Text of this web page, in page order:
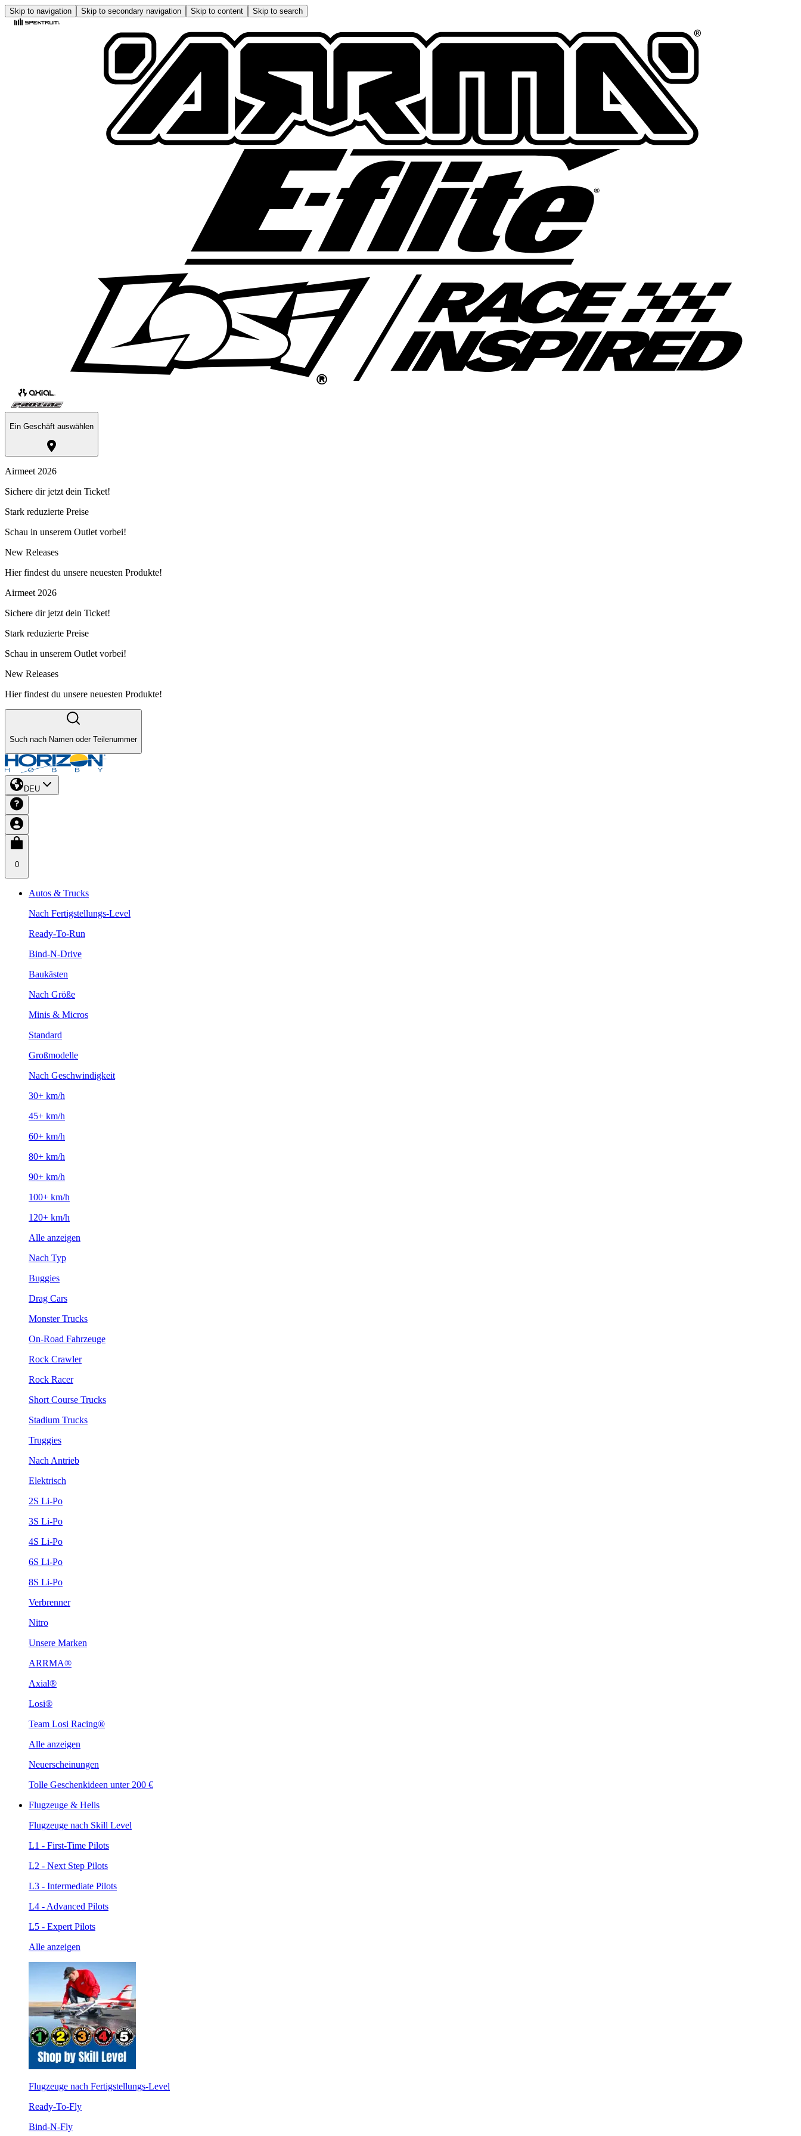
Skip to navigation Skip to secondary navigation Skip to content Skip to search
Ein Geschäft auswählen
Airmeet 2026
Sichere dir jetzt dein Ticket!
Stark reduzierte Preise
Schau in unserem Outlet vorbei!
New Releases
Hier findest du unsere neuesten Produkte!
Airmeet 2026
Sichere dir jetzt dein Ticket!
Stark reduzierte Preise
Schau in unserem Outlet vorbei!
New Releases
Hier findest du unsere neuesten Produkte!
Such nach Namen oder Teilenummer
DEU
0
Autos & Trucks
Nach Fertigstellungs-Level
Ready-To-Run
Bind-N-Drive
Baukästen
Nach Größe
Minis & Micros
Standard
Großmodelle
Nach Geschwindigkeit
30+ km/h
45+ km/h
60+ km/h
80+ km/h
90+ km/h
100+ km/h
120+ km/h
Alle anzeigen
Nach Typ
Buggies
Drag Cars
Monster Trucks
On-Road Fahrzeuge
Rock Crawler
Rock Racer
Short Course Trucks
Stadium Trucks
Truggies
Nach Antrieb
Elektrisch
2S Li-Po
3S Li-Po
4S Li-Po
6S Li-Po
8S Li-Po
Verbrenner
Nitro
Unsere Marken
ARRMA®
Axial®
Losi®
Team Losi Racing®
Alle anzeigen
Neuerscheinungen
Tolle Geschenkideen unter 200 €
Flugzeuge & Helis
Flugzeuge nach Skill Level
L1 - First-Time Pilots
L2 - Next Step Pilots
L3 - Intermediate Pilots
L4 - Advanced Pilots
L5 - Expert Pilots
Alle anzeigen
Flugzeuge nach Fertigstellungs-Level
Ready-To-Fly
Bind-N-Fly